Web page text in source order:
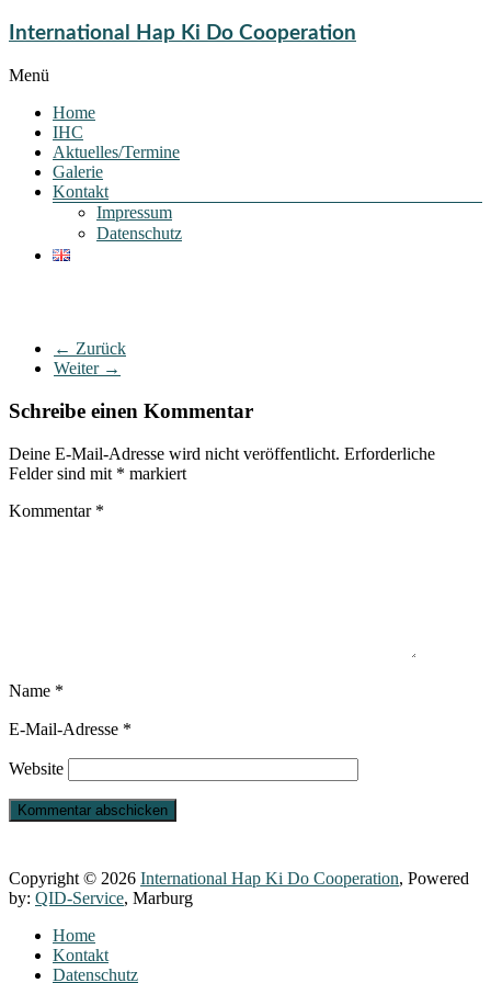
International Hap Ki Do Cooperation
Menü
Home
IHC
Aktuelles/Termine
Galerie
Kontakt
Impressum
Datenschutz
← Zurück
Weiter →
Schreibe einen Kommentar
Deine E-Mail-Adresse wird nicht veröffentlicht. Erforderliche
Felder sind mit * markiert
Kommentar *
Name *
E-Mail-Adresse *
Website
Copyright © 2026 International Hap Ki Do Cooperation, Powered
by: QID-Service, Marburg
Home
Kontakt
Datenschutz